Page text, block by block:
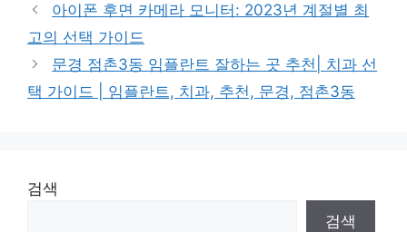
아이폰 후면 카메라 모니터: 2023년 계절별 최
고의 선택 가이드
문경 점촌3동 임플란트 잘하는 곳 추천| 치과 선
택 가이드 | 임플란트, 치과, 추천, 문경, 점촌3동
검색
검색